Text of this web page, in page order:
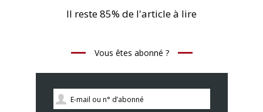
Il reste 85% de l'article à lire
Vous êtes abonné ?